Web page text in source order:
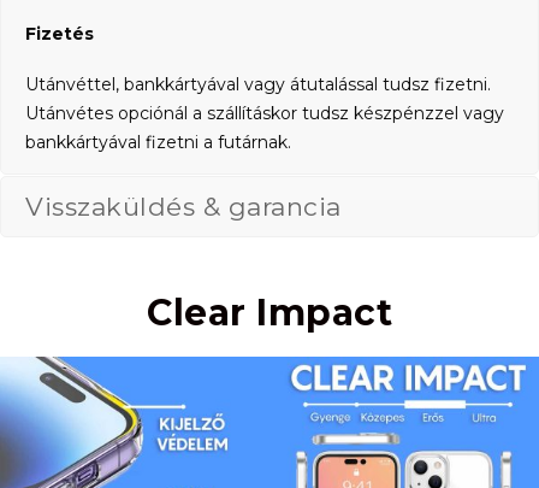
Fizetés
Utánvéttel, bankkártyával vagy átutalással tudsz fizetni.
Utánvétes opciónál a szállításkor tudsz készpénzzel vagy
bankkártyával fizetni a futárnak.
Visszaküldés & garancia
Clear Impact